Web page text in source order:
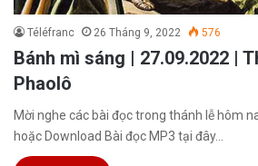
Téléfranc 26 Tháng 9, 2022 576
Bánh mì sáng | 27.09.2022 |
Phaolô
Mời nghe các bài đọc trong thánh lễ hôm
hoặc Download Bài đọc MP3 tại đây…